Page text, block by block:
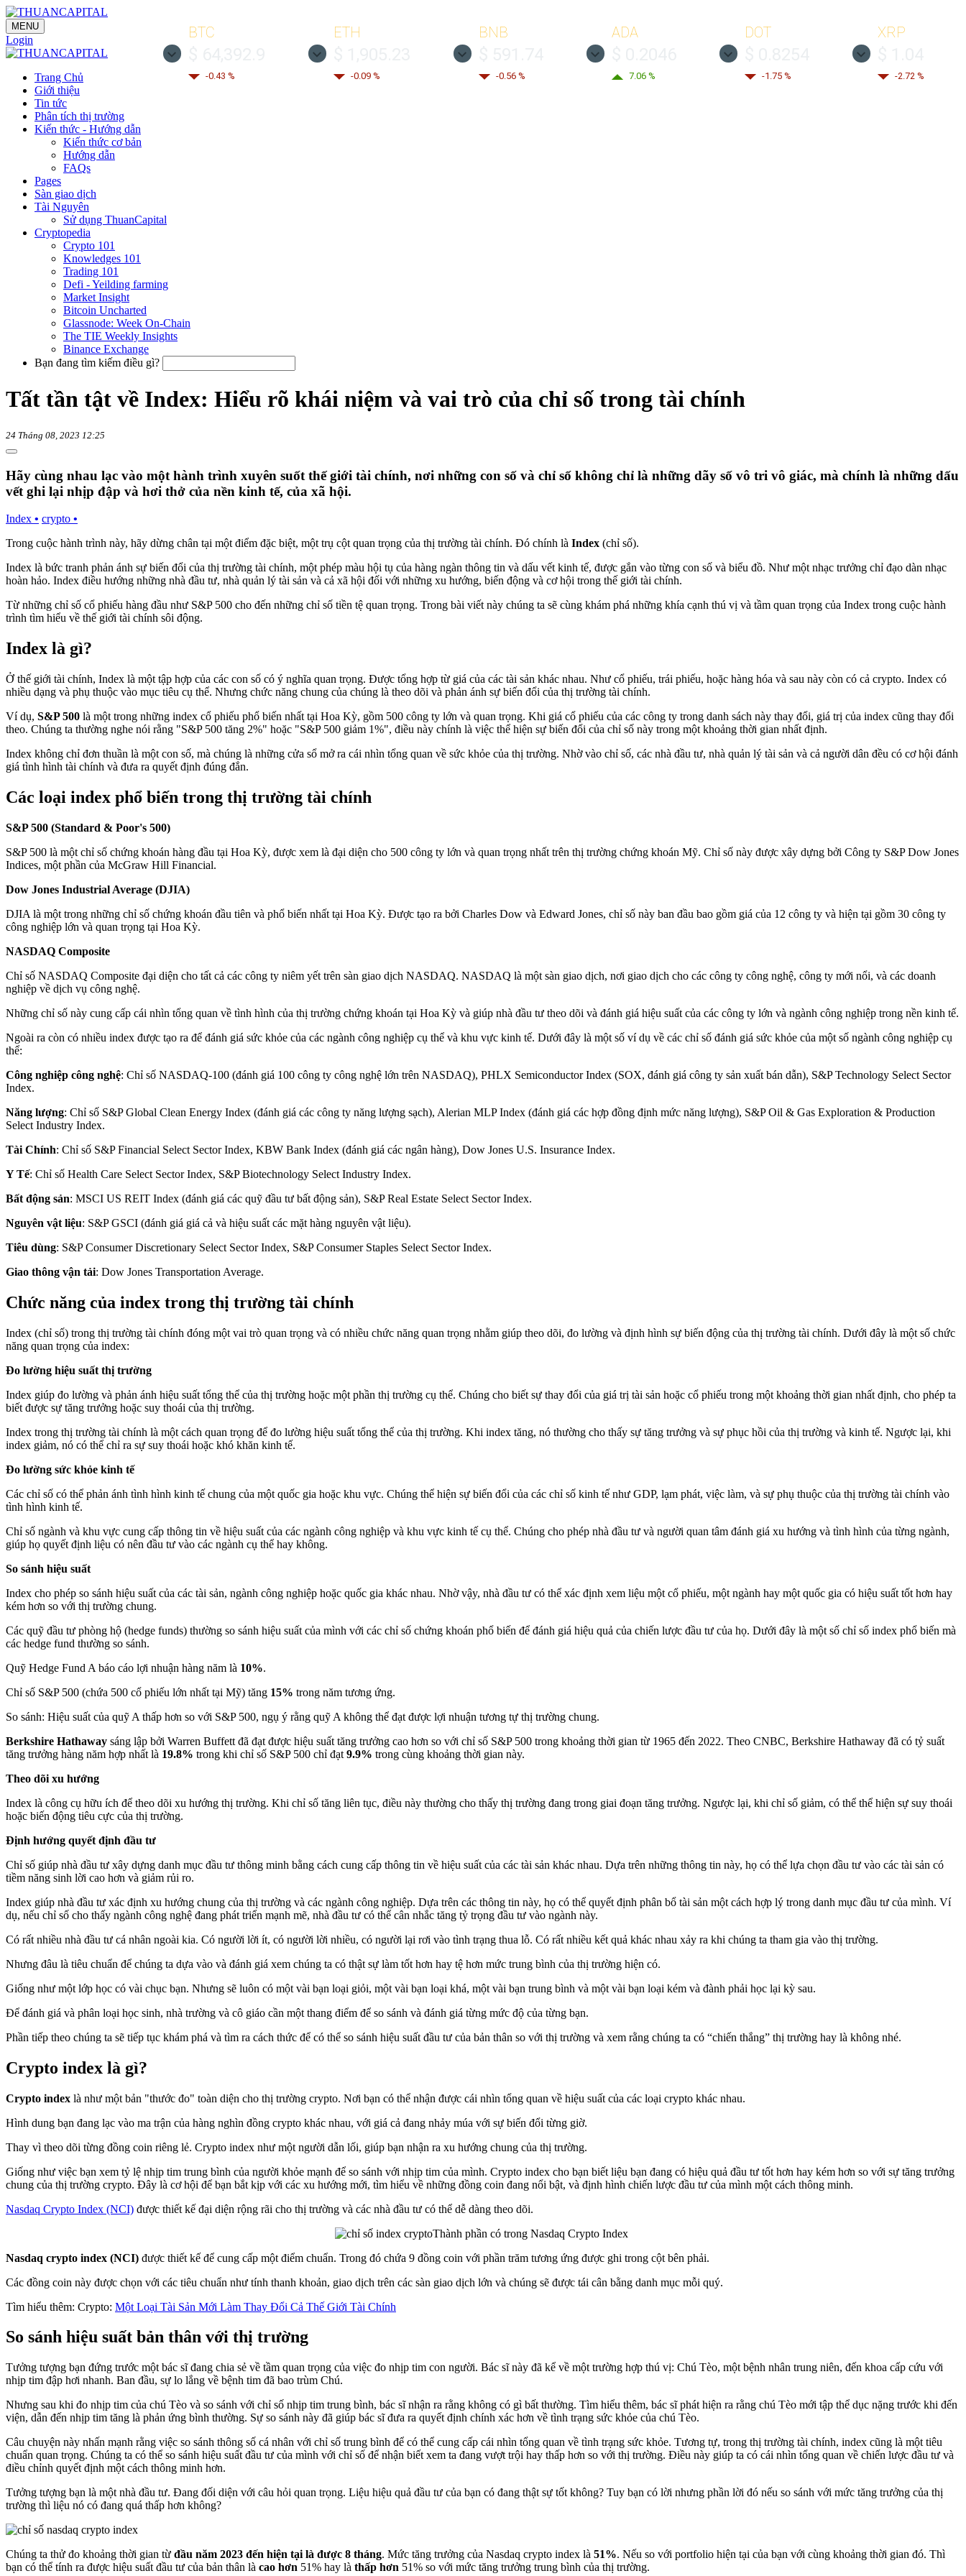
BTC
-0.43 %
ETH
-0.09 %
BNB
-0.56 %
ADA
7.06 %
DOT
-1.75 %
XRP
-2.72 %
MENU
Login
Trang Chủ
Giới thiệu
Tin tức
Phân tích thị trường
Kiến thức - Hướng dẫn
Kiến thức cơ bản
Hướng dẫn
FAQs
Pages
Sàn giao dịch
Tài Nguyên
Sử dụng ThuanCapital
Cryptopedia
Crypto 101
Knowledges 101
Trading 101
Defi - Yeilding farming
Market Insight
Bitcoin Uncharted
Glassnode: Week On-Chain
The TIE Weekly Insights
Binance Exchange
Bạn đang tìm kiếm điều gì?
Tất tần tật về Index: Hiểu rõ khái niệm và vai trò của chỉ số trong tài chính
24 Tháng 08, 2023 12:25
Hãy cùng nhau lạc vào một hành trình xuyên suốt thế giới tài chính, nơi những con số và chỉ số không chỉ là những dãy số vô tri vô giác, mà chính là những dấu
vết ghi lại nhịp đập và hơi thở của nền kinh tế, của xã hội.
Index • crypto •
Trong cuộc hành trình này, hãy dừng chân tại một điểm đặc biệt, một trụ cột quan trọng của thị trường tài chính. Đó chính là Index (chỉ số).
Index là bức tranh phản ánh sự biến đổi của thị trường tài chính, một phép màu hội tụ của hàng ngàn thông tin và dấu vết kinh tế, được gắn vào từng con số và biểu đồ. Như một nhạc trưởng chỉ đạo dàn nhạc
hoàn hảo. Index điều hướng những nhà đầu tư, nhà quản lý tài sản và cả xã hội đối với những xu hướng, biến động và cơ hội trong thế giới tài chính.
Từ những chỉ số cổ phiếu hàng đầu như S&P 500 cho đến những chỉ số tiền tệ quan trọng. Trong bài viết này chúng ta sẽ cùng khám phá những khía cạnh thú vị và tầm quan trọng của Index trong cuộc hành
trình tìm hiểu về thế giới tài chính sôi động.
Index là gì?
Ở thế giới tài chính, Index là một tập hợp của các con số có ý nghĩa quan trọng. Được tổng hợp từ giá của các tài sản khác nhau. Như cổ phiếu, trái phiếu, hoặc hàng hóa và sau này còn có cả crypto. Index có
nhiều dạng và phụ thuộc vào mục tiêu cụ thể. Nhưng chức năng chung của chúng là theo dõi và phản ánh sự biến đổi của thị trường tài chính.
Ví dụ, S&P 500 là một trong những index cổ phiếu phổ biến nhất tại Hoa Kỳ, gồm 500 công ty lớn và quan trọng. Khi giá cổ phiếu của các công ty trong danh sách này thay đổi, giá trị của index cũng thay đổi
theo. Chúng ta thường nghe nói rằng "S&P 500 tăng 2%" hoặc "S&P 500 giảm 1%", điều này chính là việc thể hiện sự biến đổi của chỉ số này trong một khoảng thời gian nhất định.
Index không chỉ đơn thuần là một con số, mà chúng là những cửa sổ mở ra cái nhìn tổng quan về sức khỏe của thị trường. Nhờ vào chỉ số, các nhà đầu tư, nhà quản lý tài sản và cả người dân đều có cơ hội đánh
giá tình hình tài chính và đưa ra quyết định đúng đắn.
Các loại index phổ biến trong thị trường tài chính
S&P 500 (Standard & Poor's 500)
S&P 500 là một chỉ số chứng khoán hàng đầu tại Hoa Kỳ, được xem là đại diện cho 500 công ty lớn và quan trọng nhất trên thị trường chứng khoán Mỹ. Chỉ số này được xây dựng bởi Công ty S&P Dow Jones
Indices, một phần của McGraw Hill Financial.
Dow Jones Industrial Average (DJIA)
DJIA là một trong những chỉ số chứng khoán đầu tiên và phổ biến nhất tại Hoa Kỳ. Được tạo ra bởi Charles Dow và Edward Jones, chỉ số này ban đầu bao gồm giá của 12 công ty và hiện tại gồm 30 công ty
công nghiệp lớn và quan trọng tại Hoa Kỳ.
NASDAQ Composite
Chỉ số NASDAQ Composite đại diện cho tất cả các công ty niêm yết trên sàn giao dịch NASDAQ. NASDAQ là một sàn giao dịch, nơi giao dịch cho các công ty công nghệ, công ty mới nổi, và các doanh
nghiệp về dịch vụ công nghệ.
Những chỉ số này cung cấp cái nhìn tổng quan về tình hình của thị trường chứng khoán tại Hoa Kỳ và giúp nhà đầu tư theo dõi và đánh giá hiệu suất của các công ty lớn và ngành công nghiệp trong nền kinh tế.
Ngoài ra còn có nhiều index được tạo ra để đánh giá sức khỏe của các ngành công nghiệp cụ thể và khu vực kinh tế. Dưới đây là một số ví dụ về các chỉ số đánh giá sức khỏe của một số ngành công nghiệp cụ
thể:
Công nghiệp công nghệ: Chỉ số NASDAQ-100 (đánh giá 100 công ty công nghệ lớn trên NASDAQ), PHLX Semiconductor Index (SOX, đánh giá công ty sản xuất bán dẫn), S&P Technology Select Sector
Index.
Năng lượng: Chỉ số S&P Global Clean Energy Index (đánh giá các công ty năng lượng sạch), Alerian MLP Index (đánh giá các hợp đồng định mức năng lượng), S&P Oil & Gas Exploration & Production
Select Industry Index.
Tài Chính: Chỉ số S&P Financial Select Sector Index, KBW Bank Index (đánh giá các ngân hàng), Dow Jones U.S. Insurance Index.
Y Tế: Chỉ số Health Care Select Sector Index, S&P Biotechnology Select Industry Index.
Bất động sản: MSCI US REIT Index (đánh giá các quỹ đầu tư bất động sản), S&P Real Estate Select Sector Index.
Nguyên vật liệu: S&P GSCI (đánh giá giá cả và hiệu suất các mặt hàng nguyên vật liệu).
Tiêu dùng: S&P Consumer Discretionary Select Sector Index, S&P Consumer Staples Select Sector Index.
Giao thông vận tải: Dow Jones Transportation Average.
Chức năng của index trong thị trường tài chính
Index (chỉ số) trong thị trường tài chính đóng một vai trò quan trọng và có nhiều chức năng quan trọng nhằm giúp theo dõi, đo lường và định hình sự biến động của thị trường tài chính. Dưới đây là một số chức
năng quan trọng của index:
Đo lường hiệu suất thị trường
Index giúp đo lường và phản ánh hiệu suất tổng thể của thị trường hoặc một phần thị trường cụ thể. Chúng cho biết sự thay đổi của giá trị tài sản hoặc cổ phiếu trong một khoảng thời gian nhất định, cho phép ta
biết được sự tăng trưởng hoặc suy thoái của thị trường.
Index trong thị trường tài chính là một cách quan trọng để đo lường hiệu suất tổng thể của thị trường. Khi index tăng, nó thường cho thấy sự tăng trưởng và sự phục hồi của thị trường và kinh tế. Ngược lại, khi
index giảm, nó có thể chỉ ra sự suy thoái hoặc khó khăn kinh tế.
Đo lường sức khỏe kinh tế
Các chỉ số có thể phản ánh tình hình kinh tế chung của một quốc gia hoặc khu vực. Chúng thể hiện sự biến đổi của các chỉ số kinh tế như GDP, lạm phát, việc làm, và sự phụ thuộc của thị trường tài chính vào
tình hình kinh tế.
Chỉ số ngành và khu vực cung cấp thông tin về hiệu suất của các ngành công nghiệp và khu vực kinh tế cụ thể. Chúng cho phép nhà đầu tư và người quan tâm đánh giá xu hướng và tình hình của từng ngành,
giúp họ quyết định liệu có nên đầu tư vào các ngành cụ thể hay không.
So sánh hiệu suất
Index cho phép so sánh hiệu suất của các tài sản, ngành công nghiệp hoặc quốc gia khác nhau. Nhờ vậy, nhà đầu tư có thể xác định xem liệu một cổ phiếu, một ngành hay một quốc gia có hiệu suất tốt hơn hay
kém hơn so với thị trường chung.
Các quỹ đầu tư phòng hộ (hedge funds) thường so sánh hiệu suất của mình với các chỉ số chứng khoán phổ biến để đánh giá hiệu quả của chiến lược đầu tư của họ. Dưới đây là một số chỉ số index phổ biến mà
các hedge fund thường so sánh.
Quỹ Hedge Fund A báo cáo lợi nhuận hàng năm là 10%.
Chỉ số S&P 500 (chứa 500 cổ phiếu lớn nhất tại Mỹ) tăng 15% trong năm tương ứng.
So sánh: Hiệu suất của quỹ A thấp hơn so với S&P 500, ngụ ý rằng quỹ A không thể đạt được lợi nhuận tương tự thị trường chung.
Berkshire Hathaway sáng lập bởi Warren Buffett đã đạt được hiệu suất tăng trưởng cao hơn so với chỉ số S&P 500 trong khoảng thời gian từ 1965 đến 2022. Theo CNBC, Berkshire Hathaway đã có tỷ suất
tăng trưởng hàng năm hợp nhất là 19.8% trong khi chỉ số S&P 500 chỉ đạt 9.9% trong cùng khoảng thời gian này.
Theo dõi xu hướng
Index là công cụ hữu ích để theo dõi xu hướng thị trường. Khi chỉ số tăng liên tục, điều này thường cho thấy thị trường đang trong giai đoạn tăng trưởng. Ngược lại, khi chỉ số giảm, có thể thể hiện sự suy thoái
hoặc biến động tiêu cực của thị trường.
Định hướng quyết định đầu tư
Chỉ số giúp nhà đầu tư xây dựng danh mục đầu tư thông minh bằng cách cung cấp thông tin về hiệu suất của các tài sản khác nhau. Dựa trên những thông tin này, họ có thể lựa chọn đầu tư vào các tài sản có
tiềm năng sinh lời cao hơn và giảm rủi ro.
Index giúp nhà đầu tư xác định xu hướng chung của thị trường và các ngành công nghiệp. Dựa trên các thông tin này, họ có thể quyết định phân bổ tài sản một cách hợp lý trong danh mục đầu tư của mình. Ví
dụ, nếu chỉ số cho thấy ngành công nghệ đang phát triển mạnh mẽ, nhà đầu tư có thể cân nhắc tăng tỷ trọng đầu tư vào ngành này.
Có rất nhiều nhà đầu tư cá nhân ngoài kia. Có người lời ít, có người lời nhiều, có người lại rơi vào tình trạng thua lỗ. Có rất nhiều kết quả khác nhau xảy ra khi chúng ta tham gia vào thị trường.
Nhưng đâu là tiêu chuẩn để chúng ta dựa vào và đánh giá xem chúng ta có thật sự làm tốt hơn hay tệ hơn mức trung bình của thị trường hiện có.
Giống như một lớp học có vài chục bạn. Nhưng sẽ luôn có một vài bạn loại giỏi, một vài bạn loại khá, một vài bạn trung bình và một vài bạn loại kém và đành phải học lại kỳ sau.
Để đánh giá và phân loại học sinh, nhà trường và cô giáo cần một thang điểm để so sánh và đánh giá từng mức độ của từng bạn.
Phần tiếp theo chúng ta sẽ tiếp tục khám phá và tìm ra cách thức để có thể so sánh hiệu suất đầu tư của bản thân so với thị trường và xem rằng chúng ta có “chiến thắng” thị trường hay là không nhé.
Crypto index là gì?
Crypto index là như một bản "thước đo" toàn diện cho thị trường crypto. Nơi bạn có thể nhận được cái nhìn tổng quan về hiệu suất của các loại crypto khác nhau.
Hình dung bạn đang lạc vào ma trận của hàng nghìn đồng crypto khác nhau, với giá cả đang nhảy múa với sự biến đổi từng giờ.
Thay vì theo dõi từng đồng coin riêng lẻ. Crypto index như một người dẫn lối, giúp bạn nhận ra xu hướng chung của thị trường.
Giống như việc bạn xem tỷ lệ nhịp tim trung bình của người khỏe mạnh để so sánh với nhịp tim của mình. Crypto index cho bạn biết liệu bạn đang có hiệu quả đầu tư tốt hơn hay kém hơn so với sự tăng trưởng
chung của thị trường crypto. Đây là cơ hội để bạn bắt kịp với các xu hướng mới, tìm hiểu về những đồng coin đang nổi bật, và định hình chiến lược đầu tư của mình một cách thông minh.
Nasdaq Crypto Index (NCI) được thiết kế đại diện rộng rãi cho thị trường và các nhà đầu tư có thể dễ dàng theo dõi.
Thành phần có trong Nasdaq Crypto Index
Nasdaq crypto index (NCI) được thiết kế để cung cấp một điểm chuẩn. Trong đó chứa 9 đồng coin với phần trăm tương ứng được ghi trong cột bên phải.
Các đồng coin này được chọn với các tiêu chuẩn như tính thanh khoản, giao dịch trên các sàn giao dịch lớn và chúng sẽ được tái cân bằng danh mục mỗi quý.
Tìm hiểu thêm: Crypto: Một Loại Tài Sản Mới Làm Thay Đổi Cả Thế Giới Tài Chính
So sánh hiệu suất bản thân với thị trường
Tưởng tượng bạn đứng trước một bác sĩ đang chia sẻ về tầm quan trọng của việc đo nhịp tim con người. Bác sĩ này đã kể về một trường hợp thú vị: Chú Tèo, một bệnh nhân trung niên, đến khoa cấp cứu với
nhịp tim đập hơi nhanh. Ban đầu, sự lo lắng về bệnh tim đã bao trùm Chú.
Nhưng sau khi đo nhịp tim của chú Tèo và so sánh với chỉ số nhịp tim trung bình, bác sĩ nhận ra rằng không có gì bất thường. Tìm hiểu thêm, bác sĩ phát hiện ra rằng chú Tèo mới tập thể dục nặng trước khi đến
viện, dẫn đến nhịp tim tăng là phản ứng bình thường. Sự so sánh này đã giúp bác sĩ đưa ra quyết định chính xác hơn về tình trạng sức khỏe của chú Tèo.
Câu chuyện này nhấn mạnh rằng việc so sánh thông số cá nhân với chỉ số trung bình để có thể cung cấp cái nhìn tổng quan về tình trạng sức khỏe. Tương tự, trong thị trường tài chính, index cũng là một tiêu
chuẩn quan trọng. Chúng ta có thể so sánh hiệu suất đầu tư của mình với chỉ số để nhận biết xem ta đang vượt trội hay thấp hơn so với thị trường. Điều này giúp ta có cái nhìn tổng quan về chiến lược đầu tư và
điều chỉnh quyết định một cách thông minh hơn.
Tưởng tượng bạn là một nhà đầu tư. Đang đối diện với câu hỏi quan trọng. Liệu hiệu quả đầu tư của bạn có đang thật sự tốt không? Tuy bạn có lời nhưng phần lời đó nếu so sánh với mức tăng trưởng của thị
trường thì liệu nó có đang quá thấp hơn không?
Chúng ta thử đo khoảng thời gian từ đầu năm 2023 đến hiện tại là được 8 tháng. Mức tăng trưởng của Nasdaq crypto index là 51%. Nếu so với portfolio hiện tại của bạn với cùng khoảng thời gian đó. Thì
bạn có thể tính ra được hiệu suất đầu tư của bản thân là cao hơn 51% hay là thấp hơn 51% so với mức tăng trưởng trung bình của thị trường.